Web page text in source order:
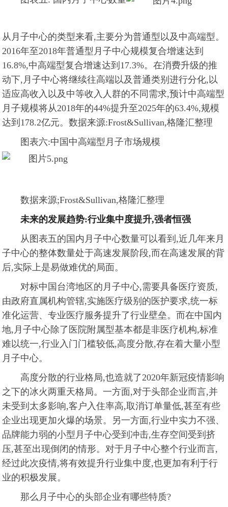
从月子中心的类型来看,主要分为普通型以及中高端型。
2016年至2018年普通型月子中心规模复合增速达到
16.8%,中高端型复合增速达到17.3%。在消费升级的推
动下,月子中心将继续往高端以及普通类别进行分化,以
适应高收入以及中等收入人群的不同需求,预计中高端型
月子规模将从2018年的44%提升至2025年的63.4%,规模
达到178.2亿元。数据来源:Frost&Sullivan,格隆汇整理
图表六:中国中高端型月子市场规模
数据来源;Frost&Sullivan,格隆汇整理
未来的发展趋势:行业集中度提升,强者恒强
从图表五的国内月子中心数量可以看到,近几年来月
子中心的整体数量处于高速发展阶段,而在高速发展的背
后,实际上是易做难优的局面。
对标中国台湾地区的月子中心,需要具备医疗资质,
由政府直属机构管辖,实施医疗级别的医护要求,统一标
准化运营、专业医疗服务提升了行业壁垒。而在中国内
地,月子中心除了医院附属型基本都是非医疗机构,标准
难以统一,行业入门门槛较低,高度分散,存在着大量小型
月子中心。
高度分散的行业格局,也造就了2020年新冠疫情影响
之下的冰火两重天格局。一方面,对于头部企业而言,并
未受到太多影响,客户入住率高,取消订单量低,甚至有些
企业出现更加火爆的场景。另一方面,行业中实力不强、
品牌能力弱的小型月子中心受到冲击,生存空间受到挤
压,甚至出现倒闭的情形。对于月子中心整个行业而言,
经过此次疫情,将有效提升行业集中度,也更加有利于行
业的积极发展。
那么月子中心的头部企业有哪些特质?